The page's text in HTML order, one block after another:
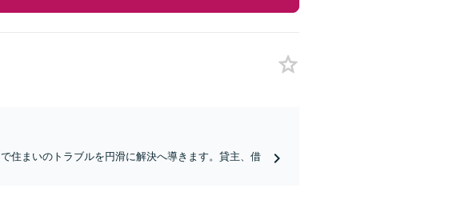
住まいのトラブルを円滑に解決へ導きます。貸主、借